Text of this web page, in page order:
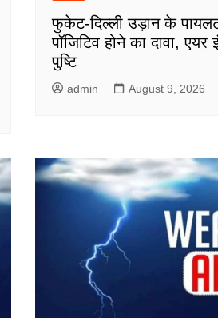
फुकेट-दिल्ली उड़ान के
पॉजिटिव होने का दावा, एयर
पुष्टि
admin August 9, 2026